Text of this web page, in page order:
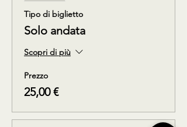
Tipo di biglietto
Solo andata
Scopri di più
Prezzo
25,00 €